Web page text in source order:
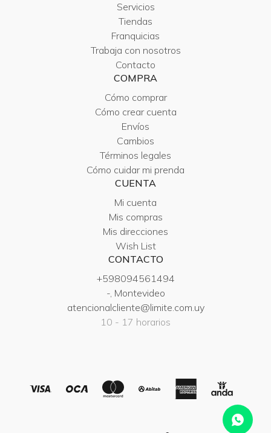
Servicios
Tiendas
Franquicias
Trabaja con nosotros
Contacto
COMPRA
Cómo comprar
Cómo crear cuenta
Envíos
Cambios
Términos legales
Cómo cuidar mi prenda
CUENTA
Mi cuenta
Mis compras
Mis direcciones
Wish List
CONTACTO
+598094561494
-, Montevideo
atencionalcliente@limite.com.uy
10 - 17 horarios